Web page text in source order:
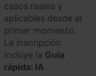
casos reales y
aplicables desde el
primer momento.
La inscripción
incluye la Guía
rápida: IA